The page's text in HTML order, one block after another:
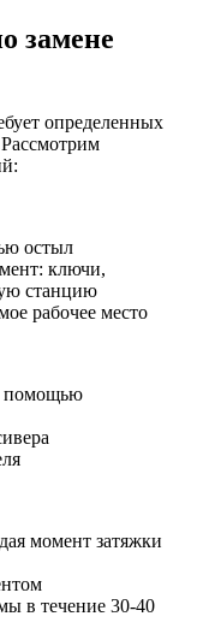
замене
определенных
остыл
ключи,
станцию
рабочее место
помощью
момент затяжки
в течение 30-40